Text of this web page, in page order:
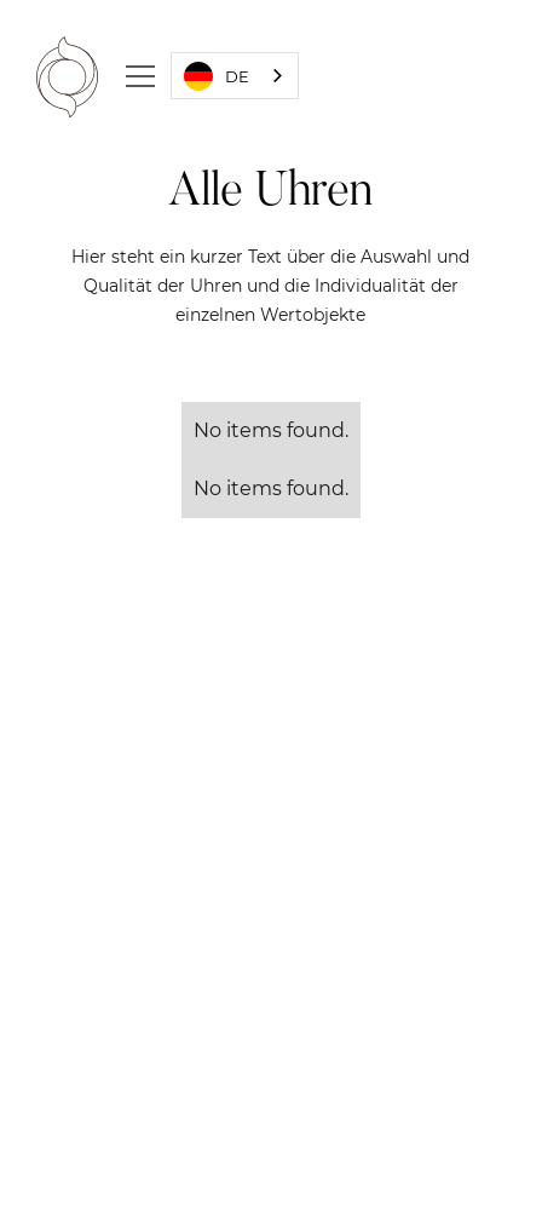
DE
Alle Uhren
Hier steht ein kurzer Text über die Auswahl und
Qualität der Uhren und die Individualität der
einzelnen Wertobjekte
No items found.
No items found.